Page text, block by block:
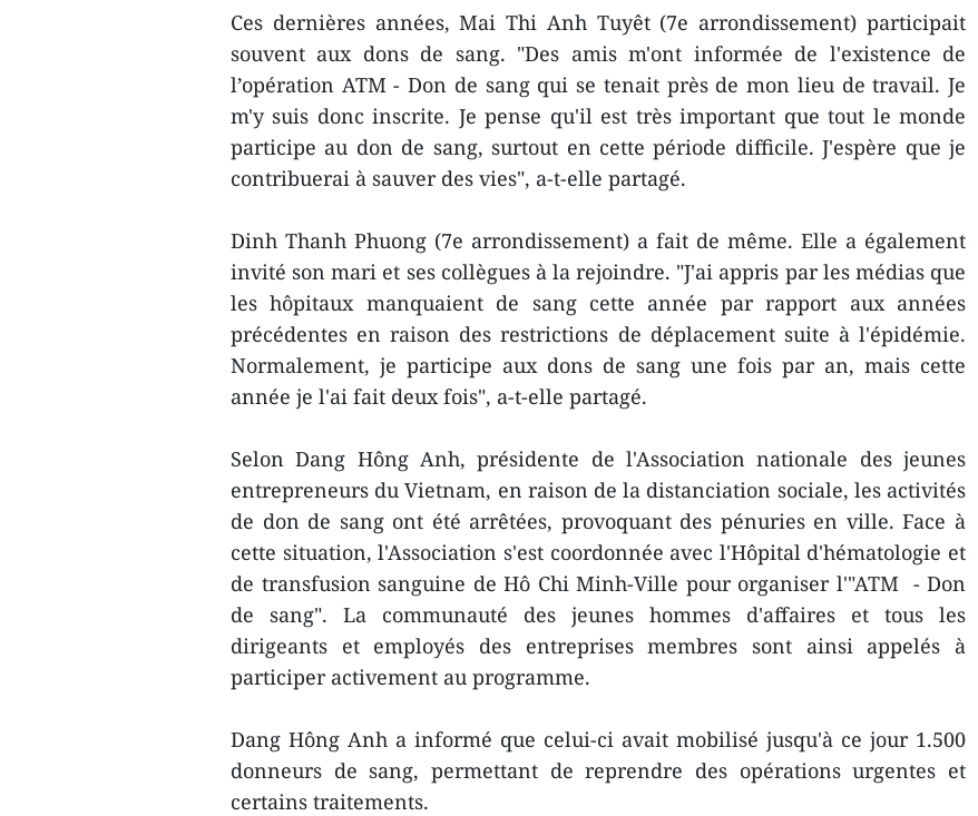
Ces dernières années, Mai Thi Anh Tuyêt (7e arrondissement) participait
souvent aux dons de sang. "Des amis m'ont informée de l'existence de
l’opération ATM - Don de sang qui se tenait près de mon lieu de travail. Je
m'y suis donc inscrite. Je pense qu'il est très important que tout le monde
participe au don de sang, surtout en cette période difficile. J'espère que je
contribuerai à sauver des vies", a-t-elle partagé.
Dinh Thanh Phuong (7e arrondissement) a fait de même. Elle a également
invité son mari et ses collègues à la rejoindre. "J'ai appris par les médias que
les hôpitaux manquaient de sang cette année par rapport aux années
précédentes en raison des restrictions de déplacement suite à l'épidémie.
Normalement, je participe aux dons de sang une fois par an, mais cette
année je l'ai fait deux fois", a-t-elle partagé.
Selon Dang Hông Anh, présidente de l'Association nationale des jeunes
entrepreneurs du Vietnam, en raison de la distanciation sociale, les activités
de don de sang ont été arrêtées, provoquant des pénuries en ville. Face à
cette situation, l'Association s'est coordonnée avec l'Hôpital d'hématologie et
de transfusion sanguine de Hô Chi Minh-Ville pour organiser l'"ATM - Don
de sang". La communauté des jeunes hommes d'affaires et tous les
dirigeants et employés des entreprises membres sont ainsi appelés à
participer activement au programme.
Dang Hông Anh a informé que celui-ci avait mobilisé jusqu'à ce jour 1.500
donneurs de sang, permettant de reprendre des opérations urgentes et
certains traitements.